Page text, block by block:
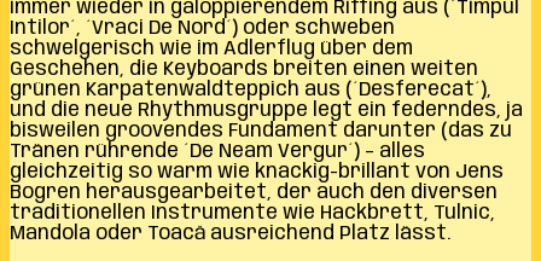
immer wieder in galoppierendem Riffing aus (´Timpul
Intilor´, ´Vraci De Nord´) oder schweben
schwelgerisch wie im Adlerflug über dem
Geschehen, die Keyboards breiten einen weiten
grünen Karpatenwaldteppich aus (´Desferecat´),
und die neue Rhythmusgruppe legt ein federndes, ja
bisweilen groovendes Fundament darunter (das zu
Tränen rührende ´De Neam Vergur´) – alles
gleichzeitig so warm wie knackig-brillant von Jens
Bogren herausgearbeitet, der auch den diversen
traditionellen Instrumente wie Hackbrett, Tulnic,
Mandola oder Toacă ausreichend Platz lässt.